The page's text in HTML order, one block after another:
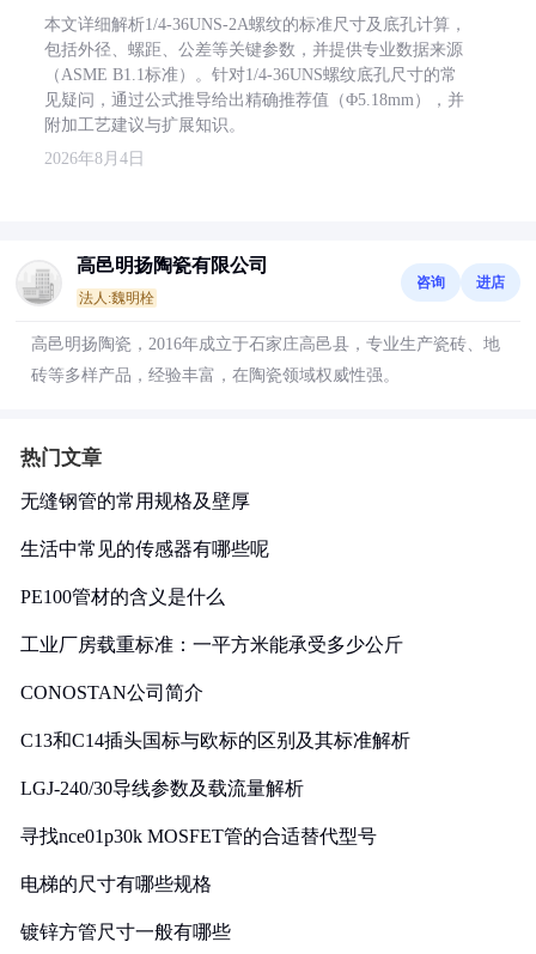
本文详细解析1/4-36UNS-2A螺纹的标准尺寸及底孔计算，
包括外径、螺距、公差等关键参数，并提供专业数据来源
（ASME B1.1标准）。针对1/4-36UNS螺纹底孔尺寸的常
见疑问，通过公式推导给出精确推荐值（Φ5.18mm），并
附加工艺建议与扩展知识。
2026年8月4日
高邑明扬陶瓷有限公司
法人:魏明栓
咨询 进店
高邑明扬陶瓷，2016年成立于石家庄高邑县，专业生产瓷砖、地
砖等多样产品，经验丰富，在陶瓷领域权威性强。
热门文章
无缝钢管的常用规格及壁厚
生活中常见的传感器有哪些呢
PE100管材的含义是什么
工业厂房载重标准：一平方米能承受多少公斤
CONOSTAN公司简介
C13和C14插头国标与欧标的区别及其标准解析
LGJ-240/30导线参数及载流量解析
寻找nce01p30k MOSFET管的合适替代型号
电梯的尺寸有哪些规格
镀锌方管尺寸一般有哪些